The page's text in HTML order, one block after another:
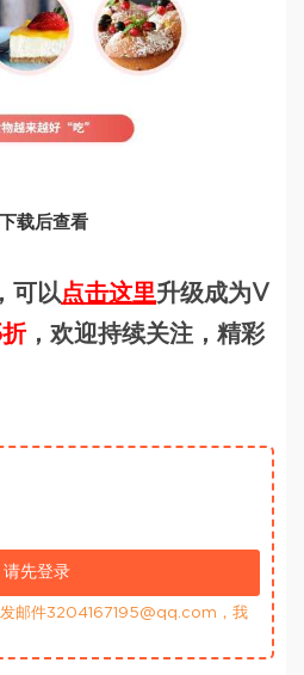
载后查看
可以点击这里升级成为V
，欢迎持续关注，精彩
请先登录
发邮件3204167195@qq.com，我